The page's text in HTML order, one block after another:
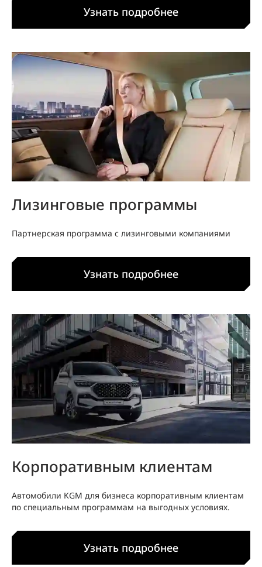
Узнать подробнее
Лизинговые программы
Партнерская программа с лизинговыми компаниями
Узнать подробнее
Корпоративным клиентам
Автомобили KGM для бизнеса корпоративным клиентам
по специальным программам на выгодных условиях.
Узнать подробнее